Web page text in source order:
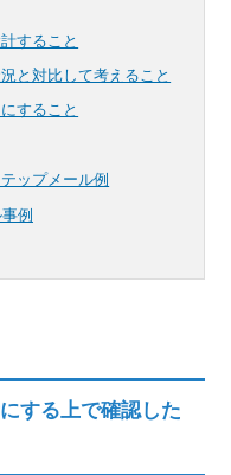
すること
と対比して考えること
すること
ップメール例
例
する上で確認した